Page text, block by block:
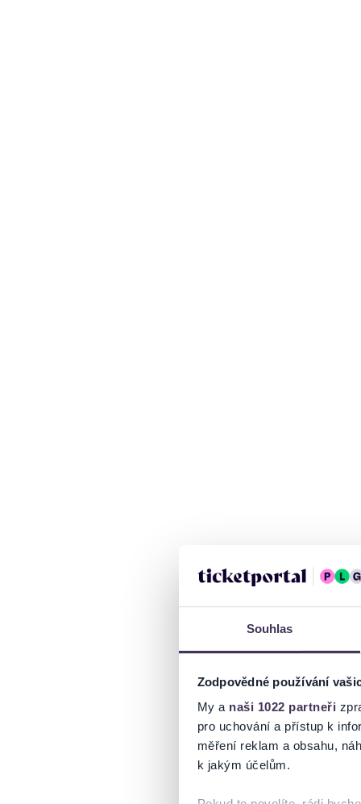
Souhlas
Zodpovědné používání
My a naši 1022 partneři
pro uchování a přístup k
měření reklam a obsahu,
k jakým účelům.